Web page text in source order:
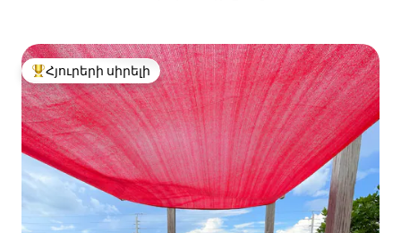
Հյուրերի սիրելի լավագույն տները
Հյուրերի սիրելի